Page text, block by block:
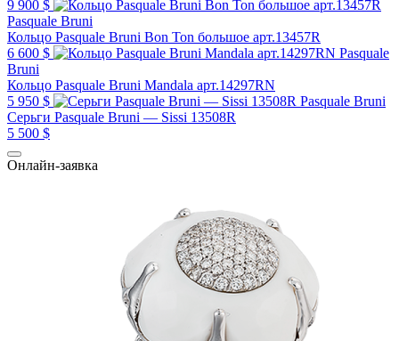
9 900 $
Pasquale Bruni
Кольцо Pasquale Bruni Bon Ton большое арт.13457R
6 600 $
Pasquale
Bruni
Кольцо Pasquale Bruni Mandala арт.14297RN
5 950 $
Pasquale Bruni
Серьги Pasquale Bruni — Sissi 13508R
5 500 $
Онлайн-заявка